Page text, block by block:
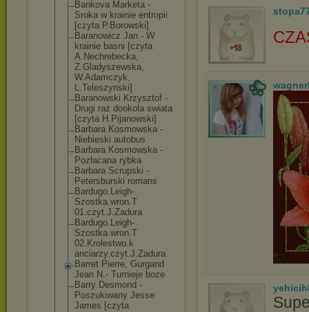
Bankova Marketa -
Sroka w krainie entropii
[czyta P.Borowski]
Baranowicz Jan - W
krainie basni [czyta
A.Nechrebecka,
Z.Gladyszewska,
W.Adamczyk,
L.Teleszynski]
Baranowski Krzysztof -
Drugi raz dookola swiata
[czyta H.Pijanowski]
Barbara Kosmowska -
Niebieski autobus
Barbara Kosmowska -
Pozłacana rybka
Barbara Scrupski -
Petersburski romans
Bardugo.Leigh-
Szostka.wron.T
01.czyt.J.Zadura
Bardugo.Leigh-
Szostka.wron.T
02.Krolestwo.k
anciarzy.czyt.J.Zadura
Barret Pierre, Gurgand
Jean N.- Turnieje boze
Barry Desmond -
Poszukiwany Jesse
James [czyta